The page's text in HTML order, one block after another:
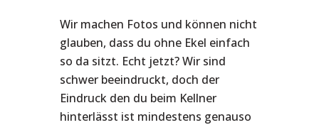
Wir machen Fotos und können nicht
glauben, dass du ohne Ekel einfach
so da sitzt. Echt jetzt? Wir sind
schwer beeindruckt, doch der
Eindruck den du beim Kellner
hinterlässt ist mindestens genauso